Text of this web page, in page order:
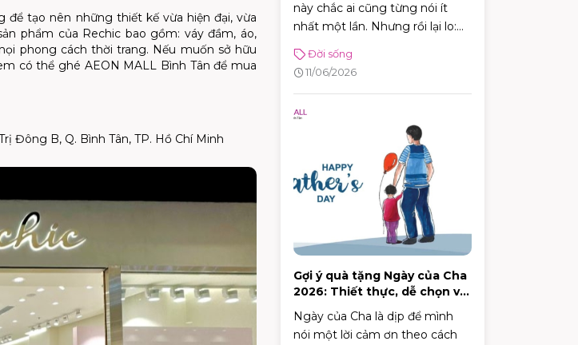
tạo nên những thiết kế vừa hiện đại, vừa
phẩm của Rechic bao gồm: váy đầm, áo,
phong cách thời trang. Nếu muốn sở hữu
có thể ghé AEON MALL Bình Tân để mua
Đông B, Q. Bình Tân, TP. Hồ Chí Minh
này chắc ai cũng từng nói ít
nhất một lần. Nhưng rồi lại lo:
lời thực tế là: có thể mập,
nhưng không phải cứ ăn sau 9
Đời sống
11/06/2026
Gợi ý quà tặng Ngày của Cha
2026: Thiết thực, dễ chọn và
Ngày của Cha là dịp để mình
nói một lời cảm ơn theo cách